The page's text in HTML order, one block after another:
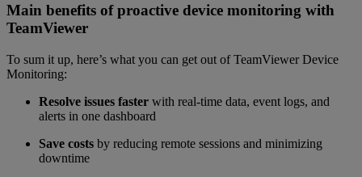
Main benefits of proactive device monitoring with
TeamViewer
To sum it up, here’s what you can get out of TeamViewer Device
Monitoring:
Resolve issues faster with real-time data, event logs, and
alerts in one dashboard
Save costs by reducing remote sessions and minimizing
downtime